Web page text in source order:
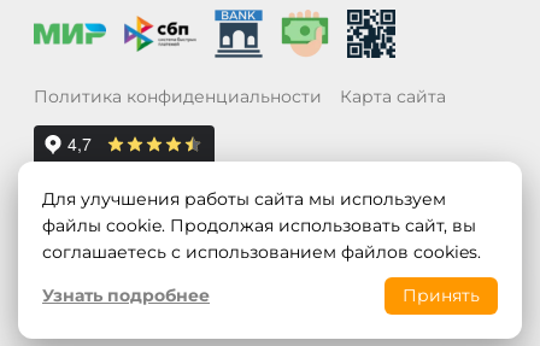
Политика конфиденциальности Карта сайта
Для улучшения работы сайта мы используем
файлы cookie. Продолжая использовать сайт, вы
соглашаетесь с использованием файлов cookies.
Узнать подробнее
Принять